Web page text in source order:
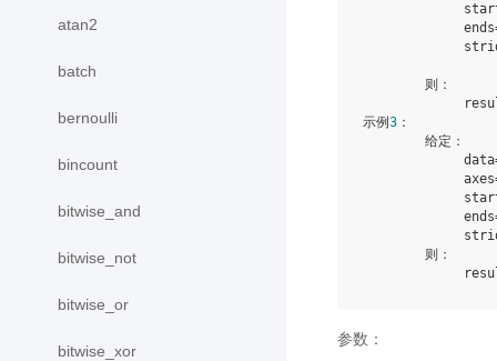
atan2
batch
bernoulli
bincount
bitwise_and
bitwise_not
bitwise_or
bitwise_xor
        则：
示例3 ：
        给定：
        则：
参数：